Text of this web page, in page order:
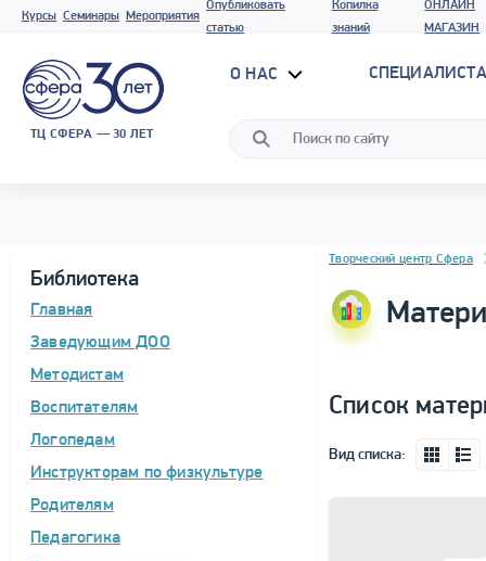
Курсы Семинары Мероприятия
Опубликовать
статью
Копилка
знаний
ОНЛАЙН
МАГАЗИН
ТЦ СФЕРА — 30 ЛЕТ
О НАС
Библиотека
Главная
Заведующим ДОО
Методистам
Воспитателям
Логопедам
Инструкторам по физкультуре
Родителям
Педагогика
Блок новостей
Творческий центр Сфера
Список
Вид списка: